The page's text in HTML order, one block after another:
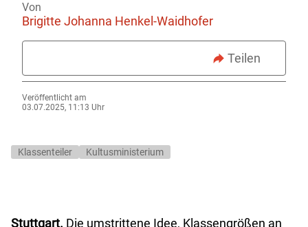
Von
Brigitte Johanna Henkel-Waidhofer
Teilen
Veröffentlicht am
03.07.2025, 11:13 Uhr
Klassenteiler Kultusministerium
Stuttgart. Die umstrittene Idee, Klassengrößen an